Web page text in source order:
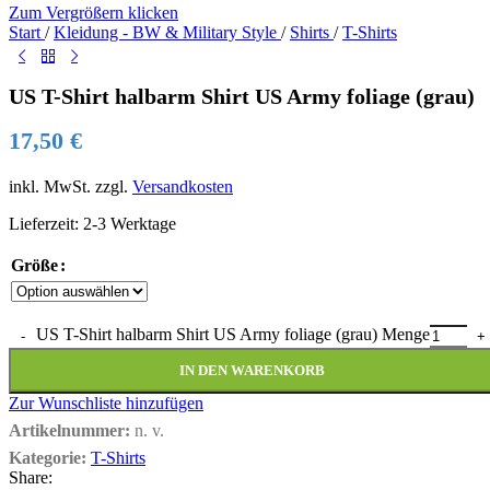
Zum Vergrößern klicken
Start / Kleidung - BW & Military Style / Shirts / T-Shirts
US T-Shirt halbarm Shirt US Army foliage (grau)
17,50 €
inkl. MwSt. zzgl. Versandkosten
Lieferzeit: 2-3 Werktage
Größe
US T-Shirt halbarm Shirt US Army foliage (grau) Menge
IN DEN WARENKORB
Zur Wunschliste hinzufügen
Artikelnummer: n. v.
Kategorie: T-Shirts
Share: